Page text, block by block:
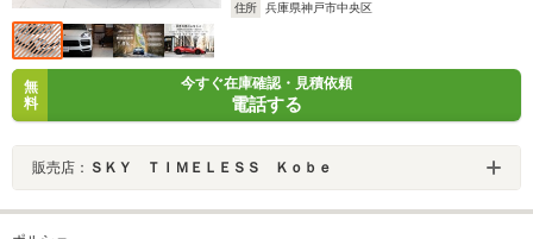
住所
兵庫県神戸市中央区
無
料
今すぐ在庫確認・見積依頼
電話する
販売店： ＳＫＹ ＴＩＭＥＬＥＳＳ Ｋｏｂｅ